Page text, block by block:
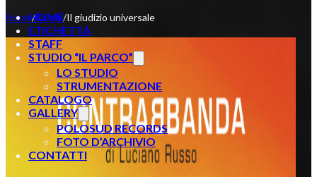
HOME
ETICHETTA
STAFF
STUDIO “IL PARCO”
LO STUDIO
STRUMENTAZIONE
CATALOGO
GALLERY
POLOSUD RECORDS
FOTO D’ARCHIVIO
CONTATTI
Home/Banda/Il giudizio universale